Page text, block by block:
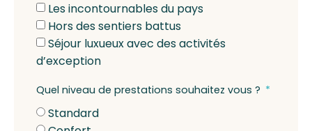
Les incontournables du pays
Hors des sentiers battus
Séjour luxueux avec des activités
d’exception
Quel niveau de prestations souhaitez vous ?
Standard